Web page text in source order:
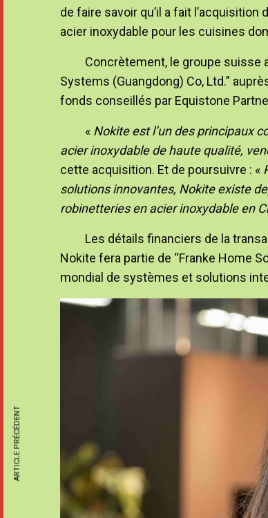
de faire savoir qu’il a fait
acier inoxydable pour les cuisines
Concrètement, le groupe suisse
Systems (Guangdong) Co, Ltd.”
fonds conseillés par Equistone
« Nokite est l’un des principaux
acier inoxydable de haute qualité,
cette acquisition. Et de poursuivre : «
solutions innovantes, Nokite existe
robinetteries en acier inoxydable en
Les détails financiers de la
Nokite fera partie de “Franke Home
mondial de systèmes et solutions
ARTICLE PRÉCÉDENT